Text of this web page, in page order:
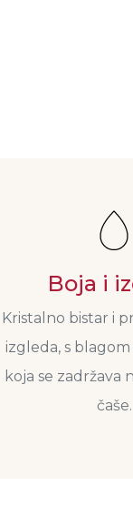
Boja i
Kristalno bistar i
izgleda, s
koja se zadržava
čaše.